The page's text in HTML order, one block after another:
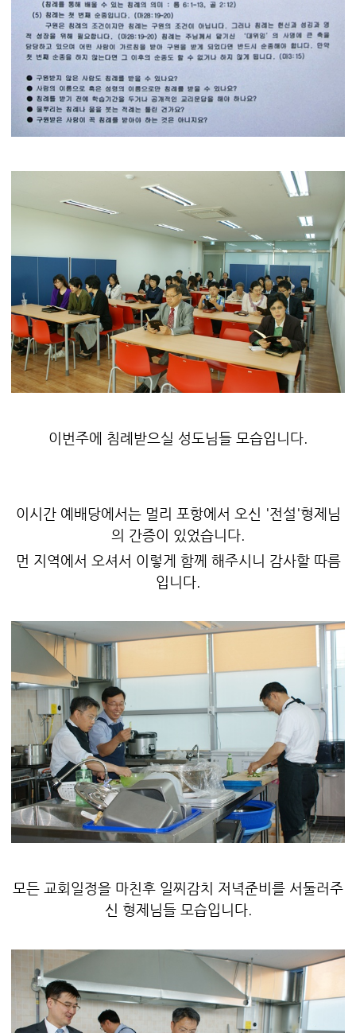
이번주에 침례받으실 성도님들 모습입니다.
이시간 예배당에서는 멀리 포항에서 오신 '전설'형제님
의 간증이 있었습니다.
먼 지역에서 오셔서 이렇게 함께 해주시니 감사할 따름
입니다.
모든 교회일정을 마친후 일찌감치 저녁준비를 서둘러주
신 형제님들 모습입니다.